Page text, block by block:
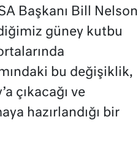
Başkanı Bill Nelson
güney kutbu
bu değişiklik,
çıkacağı ve
hazırlandığı bir